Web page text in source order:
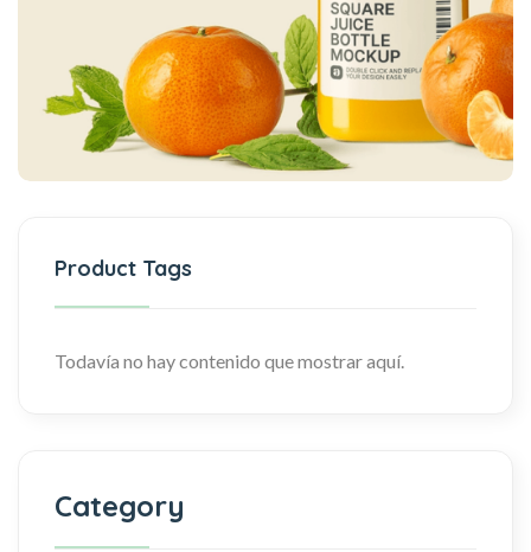
Product Tags
Todavía no hay contenido que mostrar aquí.
Category